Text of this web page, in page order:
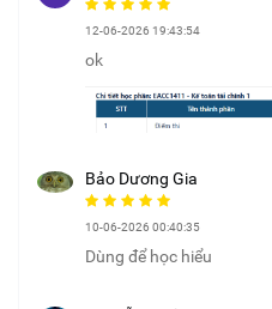
12-06-2026 19:43:54
ok
Bảo Dương Gia
10-06-2026 00:40:35
Dùng để học hiểu